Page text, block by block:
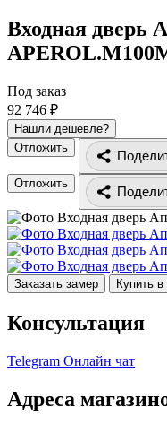
Входная дверь
Под заказ
92 746 ₽
Нашли дешевле?
Отложить
Отложить
Заказать замер Купить
Консультация
Telegram Онлайн чат
Адреса